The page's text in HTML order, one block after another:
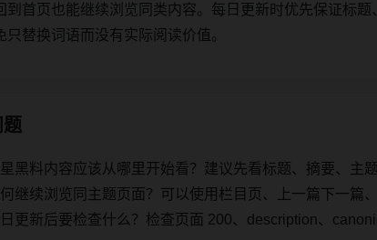
到首页也能继续浏览同类内容。每日更新时优先保证标
只替换词语而没有实际阅读价值。
黑料内容应该从哪里开始看？建议先看标题、摘要、主
继续浏览同主题页面？可以使用栏目页、上一篇下一篇
更新后要检查什么？检查页面 200、description、